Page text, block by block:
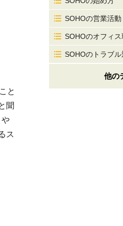
と
聞
や
ス
SOHOの営業活動
SOHOのオフィス
SOHOのトラブ
他の